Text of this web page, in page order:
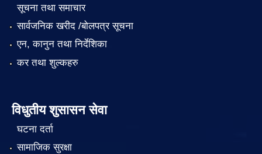
सूचना तथा समाचार
सार्वजनिक खरीद /बोलपत्र सूचना
एन, कानुन तथा निर्देशिका
कर तथा शुल्कहरु
विधुतीय शुसासन सेवा
घटना दर्ता
सामाजिक सुरक्षा